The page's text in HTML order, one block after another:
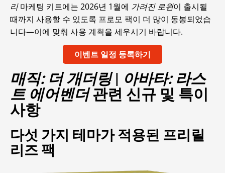
리마케팅 키트에는 2026년 1월에 가려진 로윈이 출시될
때까지 사용할 수 있도록 프로모 팩이 더 많이 동봉되었습
니다—이에 맞춰 사용 계획을 세우시기 바랍니다.
이벤트 일정 등록하기
매직: 더 개더링| 아바타: 라스
트 에어벤더관련 신규 및 특이
사항
다섯 가지 테마가 적용된 프리릴
리즈 팩